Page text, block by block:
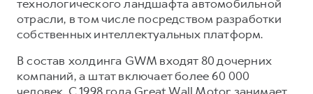
технологического ландшафта автомобильной
отрасли, в том числе посредством разработки
собственных интеллектуальных платформ.
В состав холдинга GWM входят 80 дочерних
компаний, а штат включает более 60 000